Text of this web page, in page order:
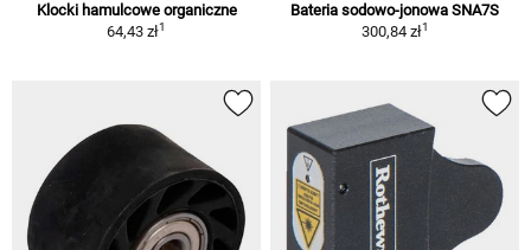
Klocki hamulcowe organiczne
64,43 zł1
Bateria sodowo-jonowa SNA7S
300,84 zł1